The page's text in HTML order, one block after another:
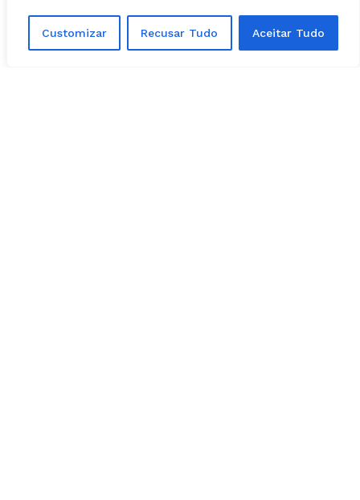
Customizar Recusar Tudo Aceitar Tudo
Prefeita Solange Gouveia define apoios
em Caldazinha; confira a lista